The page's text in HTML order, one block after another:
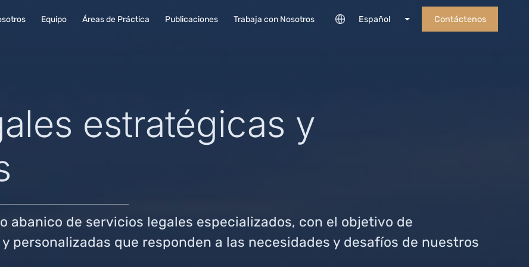
Equipo Áreas de Práctica Publicaciones Trabaja con Nosotros Español Contáctenos
estratégicas y
abanico de servicios legales especializados, con el objetivo de
personalizadas que responden a las necesidades y desafíos de nuestros